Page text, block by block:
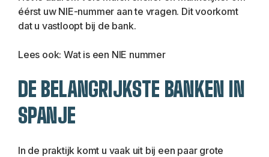
éérst uw NIE-nummer aan te vragen. Dit voorkomt
dat u vastloopt bij de bank.
Lees ook: Wat is een NIE nummer
DE BELANGRIJKSTE BANKEN IN
SPANJE
In de praktijk komt u vaak uit bij een paar grote